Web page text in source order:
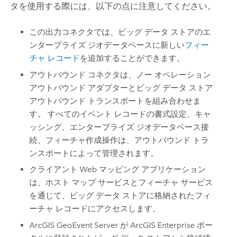
タを使用する際には、以下の点に注意してください。
この出力コネクタでは、ビッグ データ ストアのエ
ンタープライズ ジオデータベースに新しいフィー
チャ レコード を追加することができます。
アウトバウンド コネクタは、ノー オペレーション
アウトバウンド アダプターとビッグ データ ストア
アウトバウンド トランスポートを組み合わせま
す。 すべてのイベント レコードの書式設定、キャ
ッシング、エンタープライズ ジオデータベース接
続、フィーチャ作成操作は、アウトバウンド トラ
ンスポートによって管理されます。
クライアント Web マッピング アプリケーション
は、ホスト マップ サービスとフィーチャ サービス
を通じて、ビッグ データ ストアに格納されたフィ
ーチャ レコードにアクセスします。
ArcGIS GeoEvent Server がArcGIS Enterprise ポー